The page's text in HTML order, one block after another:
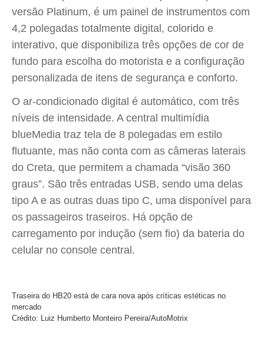
versão Platinum, é um painel de instrumentos com
4,2 polegadas totalmente digital, colorido e
interativo, que disponibiliza três opções de cor de
fundo para escolha do motorista e a configuração
personalizada de itens de segurança e conforto.
O ar-condicionado digital é automático, com três
níveis de intensidade. A central multimídia
blueMedia traz tela de 8 polegadas em estilo
flutuante, mas não conta com as câmeras laterais
do Creta, que permitem a chamada “visão 360
graus”. São três entradas USB, sendo uma delas
tipo A e as outras duas tipo C, uma disponível para
os passageiros traseiros. Há opção de
carregamento por indução (sem fio) da bateria do
celular no console central.